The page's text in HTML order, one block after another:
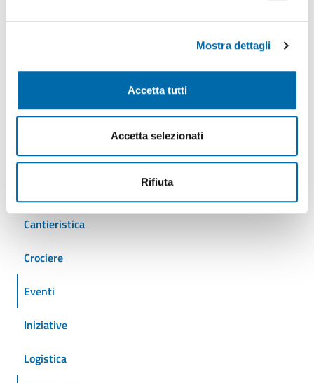
Mostra dettagli
Accetta tutti
Accetta selezionati
Rifiuta
AdSP
Ambiente
Cantieristica
Crociere
Eventi
Iniziative
Logistica